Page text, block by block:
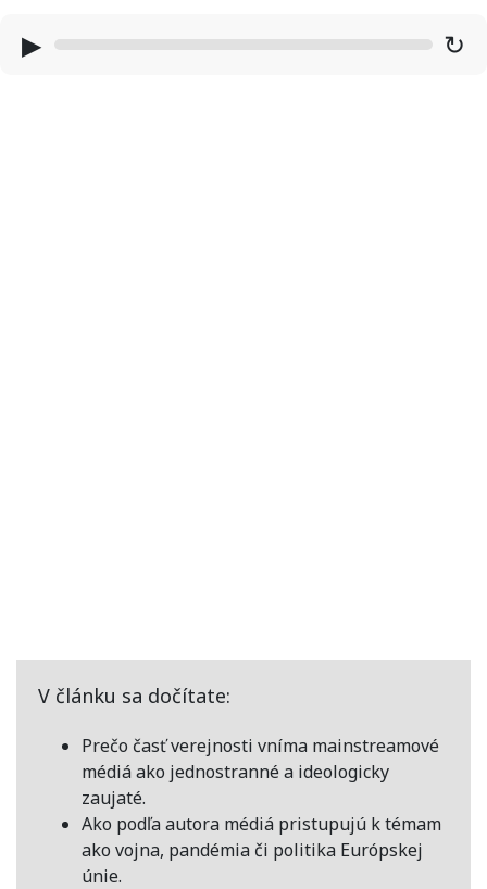
▶ ↻
V článku sa dočítate:
Prečo časť verejnosti vníma mainstreamové
médiá ako jednostranné a ideologicky
zaujaté.
Ako podľa autora médiá pristupujú k témam
ako vojna, pandémia či politika Európskej
únie.